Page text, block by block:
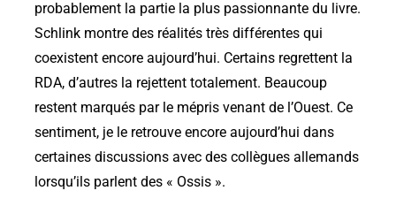
probablement la partie la plus passionnante du livre.
Schlink montre des réalités très différentes qui
coexistent encore aujourd’hui. Certains regrettent la
RDA, d’autres la rejettent totalement. Beaucoup
restent marqués par le mépris venant de l’Ouest. Ce
sentiment, je le retrouve encore aujourd’hui dans
certaines discussions avec des collègues allemands
lorsqu’ils parlent des « Ossis ».